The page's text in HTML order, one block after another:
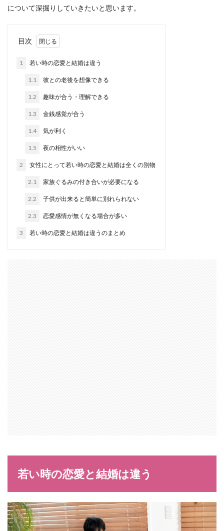
について深掘りしていきたいと思います。
目次
1 若い時の恋愛と結婚は違う
1.1 彼との老後を想像できる
1.2 趣味が合う・理解できる
1.3 金銭感覚が合う
1.4 気が利く
1.5 夜の相性がいい
2 女性にとって若い時の恋愛と結婚は全くの別物
2.1 家族ぐるみの付き合いが必要になる
2.2 子供が出来ると簡単に別れられない
2.3 恋愛感情が無くなる場合が多い
3 若い時の恋愛と結婚は違うのまとめ
若い時の恋愛と結婚は違う